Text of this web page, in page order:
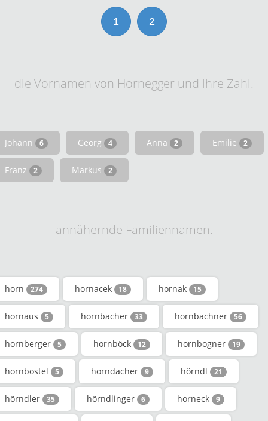
1 2
die Vornamen von Hornegger und ihre Zahl.
Johann 6 Georg 4 Anna 2 Emilie 2
Franz 2 Markus 2
annähernde Familiennamen.
horn 274 hornacek 18 hornak 15
hornaus 5 hornbacher 33 hornbachner 56
hornberger 5 hornböck 12 hornbogner 19
hornbostel 5 horndacher 9 hörndl 21
hörndler 35 hörndlinger 6 horneck 9